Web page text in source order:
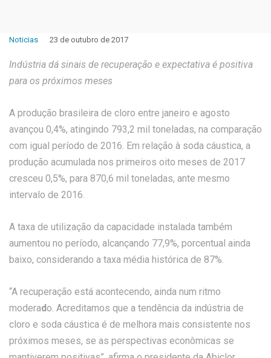
Noticias 23 de outubro de 2017
Indústria dá sinais de recuperação e expectativa é positiva
para os próximos meses
A produção brasileira de cloro entre janeiro e agosto
avançou 0,4%, atingindo 793,2 mil toneladas, na comparação
com igual período de 2016. Em relação à soda cáustica, a
produção acumulada nos primeiros oito meses de 2017
cresceu 0,5%, para 870,6 mil toneladas, ante mesmo
intervalo de 2016.
A taxa de utilização da capacidade instalada também
aumentou no período, alcançando 77,9%, porcentual ainda
baixo, considerando a taxa média histórica de 87%.
“A recuperação está acontecendo, ainda num ritmo
moderado. Acreditamos que a tendência da indústria de
cloro e soda cáustica é de melhora mais consistente nos
próximos meses, se as perspectivas econômicas se